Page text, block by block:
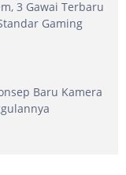
3 Gawai Terbaru
Gaming
Baru Kamera